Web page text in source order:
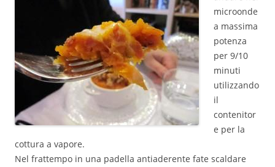
microonde
a massima
potenza
per 9/10
minuti
utilizzando
il
contenitor
e per la
cottura a vapore.
Nel frattempo in una padella antiaderente fate scaldare